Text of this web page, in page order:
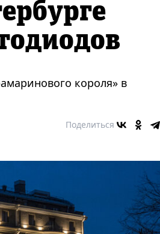
короля» в
Поделиться